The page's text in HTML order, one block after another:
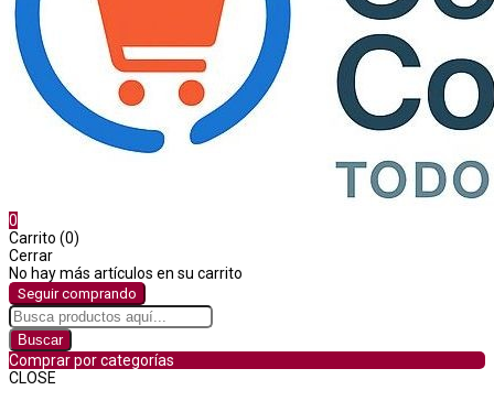
0
Carrito (0)
Cerrar
No hay más artículos en su carrito
Seguir comprando
Buscar
Comprar por categorías
CLOSE